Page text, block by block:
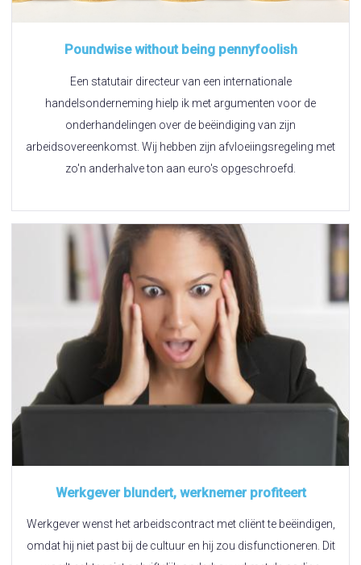
Poundwise without being pennyfoolish
Een statutair directeur van een internationale
handelsonderneming hielp ik met argumenten voor de
onderhandelingen over de beëindiging van zijn
arbeidsovereenkomst. Wij hebben zijn afvloeiingsregeling met
zo'n anderhalve ton aan euro's opgeschroefd.
Werkgever blundert, werknemer profiteert
Werkgever wenst het arbeidscontract met cliënt te beëindigen,
omdat hij niet past bij de cultuur en hij zou disfunctioneren. Dit